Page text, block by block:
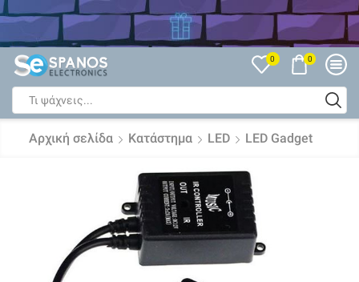
Δείτε όλες τις Εκπτώσεις
0 0
input
Αρχική σελίδα Κατάστημα LED LED Gadget